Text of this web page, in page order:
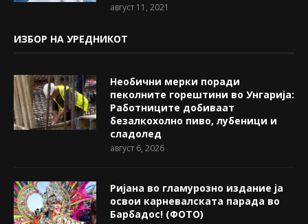
август 11, 2021
ИЗБОР НА УРЕДНИКОТ
Необични мерки поради
пеколните горештини во Унгарија:
Работниците добиваат
безалкохолно пиво, лубеници и
сладолед
август 6, 2026
Ријана во гламурозно издание ја
освои карневалската парада во
Барбадос! (ФОТО)